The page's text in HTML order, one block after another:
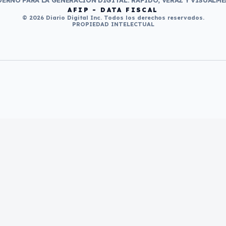
AFIP - DATA FISCAL
© 2026 Diario Digital Inc. Todos los derechos reservados.
PROPIEDAD INTELECTUAL